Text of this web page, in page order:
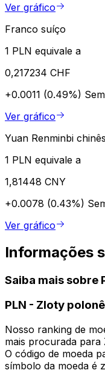
Ver gráfico
Franco suíço
1 PLN equivale a
0,217234 CHF
+0.0011 (0.49%)
Ver gráfico
Yuan Renminbi chinês
1 PLN equivale a
1,81448 CNY
+0.0078 (0.43%)
Ver gráfico
Informações
Saiba mais sobre
PLN - Zloty
Nosso ranking de
mais procurada para
O código de moeda
símbolo da moeda é